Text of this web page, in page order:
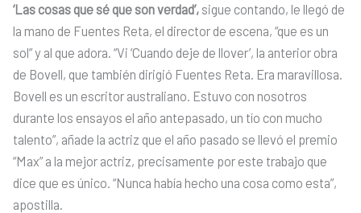
‘Las cosas que sé que son verdad’, sigue contando, le llegó de
la mano de Fuentes Reta, el director de escena, “que es un
sol” y al que adora. “Vi ‘Cuando deje de llover’, la anterior obra
de Bovell, que también dirigió Fuentes Reta. Era maravillosa.
Bovell es un escritor australiano. Estuvo con nosotros
durante los ensayos el año antepasado, un tío con mucho
talento”, añade la actriz que el año pasado se llevó el premio
“Max” a la mejor actriz, precisamente por este trabajo que
dice que es único. “Nunca había hecho una cosa como esta”,
apostilla.